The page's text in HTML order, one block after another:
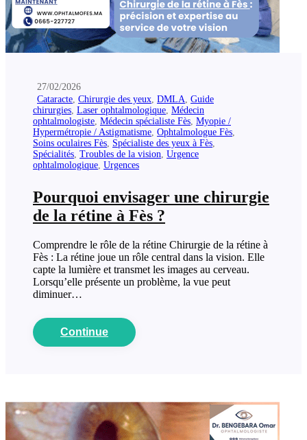
27/02/2026
Cataracte, Chirurgie des yeux, DMLA, Guide
chirurgies, Laser ophtalmologique, Médecin
ophtalmologiste, Médecin spécialiste Fès, Myopie /
Hypermétropie / Astigmatisme, Ophtalmologue Fès,
Soins oculaires Fès, Spécialiste des yeux à Fès,
Spécialités, Troubles de la vision, Urgence
ophtalmologique, Urgences
Pourquoi envisager une chirurgie
de la rétine à Fès ?
Comprendre le rôle de la rétine Chirurgie de la rétine à
Fès : La rétine joue un rôle central dans la vision. Elle
capte la lumière et transmet les images au cerveau.
Lorsqu’elle présente un problème, la vue peut
diminuer…
Continue